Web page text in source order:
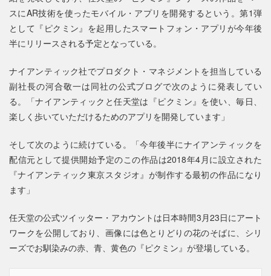
スにAR技術を使ったモバイル・アプリを開発するという。第1弾
として『ピクミン』を起用したスマートフォン・アプリが今年後
半にリリースされる予定となっている。
ナイアンティック社でプロダクト・マネジメントを担当している
副社長の河合敬一は同社の公式ブログで次のように発表してい
る。「ナイアンティックと任天堂は『ピクミン』を使い、毎日、
楽しく歩いていただけるためのアプリを開発しています」
そして次のように続けている。「今年後半にナイアンティックを
配信元として提供開始予定のこの作品は2018年4月に設立された
『ナイアンティック東京スタジオ』が制作する最初の作品になり
ます」
任天堂の公式ツイッター・アカウントは日本時間3月23日にアート
ワークを公開しており、画像には色とりどりの花のそばに、シリ
ーズでお馴染みの赤、青、黄色の『ピクミン』が登場している。